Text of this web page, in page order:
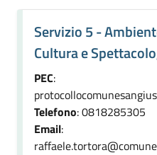
Servizio 5 -
Cultura e
PEC:
Telefono: 0818285305
Email: